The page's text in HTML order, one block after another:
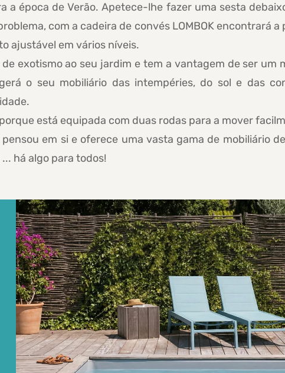
a época de Verão. Apetece-lhe fazer uma sesta
com a cadeira de convés LOMBOK encontrará a
ajustável em vários níveis.
exotismo ao seu jardim e tem a vantagem de ser um
o seu mobiliário das intempéries, do sol e das
está equipada com duas rodas para a mover
em si e oferece uma vasta gama de mobiliário
há algo para todos!